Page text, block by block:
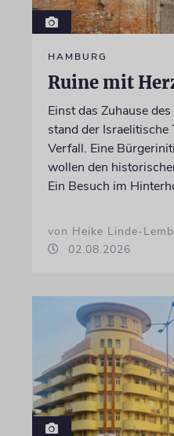
HAMBURG
Ruine mit
Einst das Zuhause
stand der
Verfall. Eine
wollen den
Ein Besuch im
von Heike Linde-
02.08.2026